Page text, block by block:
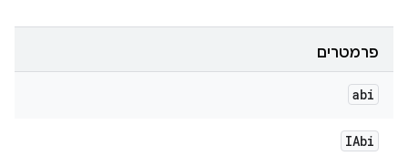
פרמטרים
abi
IAbi